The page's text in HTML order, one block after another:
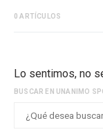
0 ARTÍCULOS
Lo sentimos, no
BUSCAR EN UNANIMO